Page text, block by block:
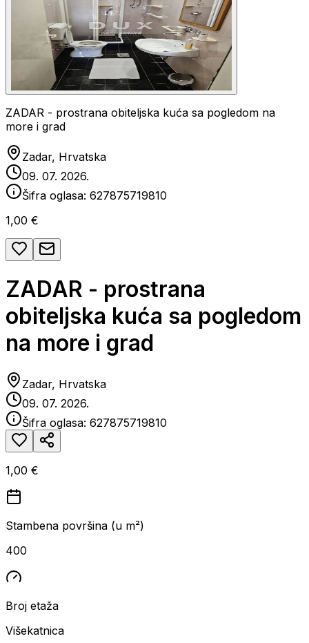
ZADAR - prostrana obiteljska kuća sa pogledom na
more i grad
Zadar, Hrvatska
09. 07. 2026.
Šifra oglasa: 627875719810
1,00 €
ZADAR - prostrana
obiteljska kuća sa pogledom
na more i grad
Zadar, Hrvatska
09. 07. 2026.
Šifra oglasa: 627875719810
1,00 €
Stambena površina (u m²)
400
Broj etaža
Višekatnica